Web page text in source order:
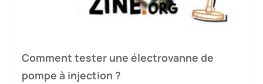
Comment tester une électrovanne de
pompe à injection ?